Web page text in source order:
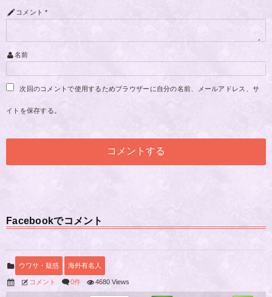
コメント *
名前
次回のコメントで使用するためブラウザーに自分の名前、メールアドレス、サ
イトを保存する。
Facebookでコメント
ウワサ・疑惑 海外有名人
コメント 0件 4680 Views